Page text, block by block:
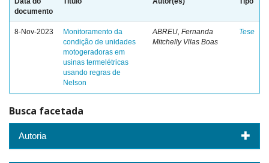
documento
8-Nov-2023
Monitoramento da
condição de unidades
motogeradoras em
usinas termelétricas
usando regras de
Nelson
ABREU, Fernanda
Mitchelly Vilas Boas
Tese
Busca facetada
Autoria